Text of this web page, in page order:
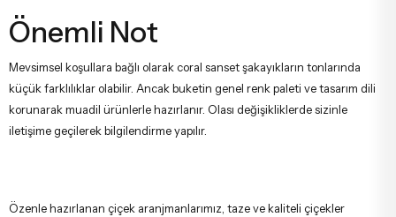
Önemli Not
Mevsimsel koşullara bağlı olarak coral sanset şakayıkların tonlarında
küçük farklılıklar olabilir. Ancak buketin genel renk paleti ve tasarım dili
korunarak muadil ürünlerle hazırlanır. Olası değişikliklerde sizinle
iletişime geçilerek bilgilendirme yapılır.
Özenle hazırlanan çiçek aranjmanlarımız, taze ve kaliteli çiçekler